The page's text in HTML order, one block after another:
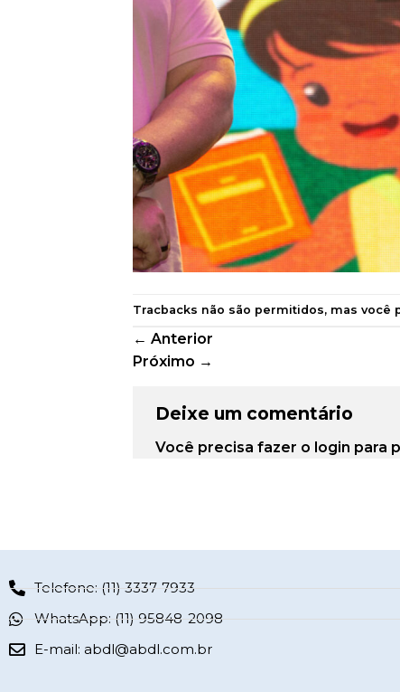
Tracbacks não são permitidos, mas você
← Anterior
Próximo →
Deixe um comentário
Você precisa fazer o login para
Telefone: (11) 3337-7933
WhatsApp: (11) 95848-2098
E-mail: abdl@abdl.com.br